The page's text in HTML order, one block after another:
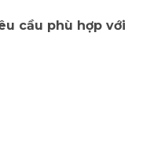
cầu phù hợp với